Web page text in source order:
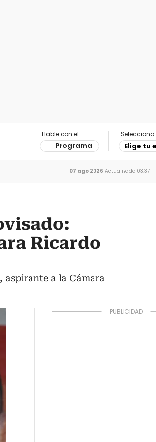
Hable con el
Programa Elige tu
07 ago 2026 Actualizado 03:37
Ricardo
aspirante a la Cámara